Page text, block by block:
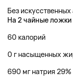
Без
На 2 чайные
60 калорий
0 г насыщенных
690 мг натрия